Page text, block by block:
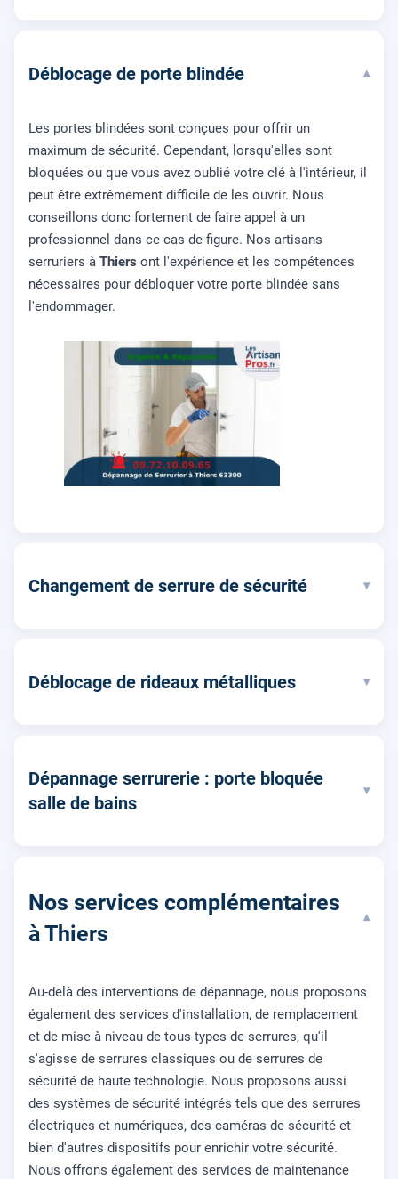
Déblocage de porte blindée ▾
Les portes blindées sont conçues pour offrir un
maximum de sécurité. Cependant, lorsqu'elles sont
bloquées ou que vous avez oublié votre clé à l'intérieur, il
peut être extrêmement difficile de les ouvrir. Nous
conseillons donc fortement de faire appel à un
professionnel dans ce cas de figure. Nos artisans
serruriers à Thiers ont l'expérience et les compétences
nécessaires pour débloquer votre porte blindée sans
l'endommager.
Changement de serrure de sécurité ▾
Déblocage de rideaux métalliques ▾
Dépannage serrurerie : porte bloquée
salle de bains
▾
Nos services complémentaires
à Thiers
▾
Au-delà des interventions de dépannage, nous proposons
également des services d'installation, de remplacement
et de mise à niveau de tous types de serrures, qu'il
s'agisse de serrures classiques ou de serrures de
sécurité de haute technologie. Nous proposons aussi
des systèmes de sécurité intégrés tels que des serrures
électriques et numériques, des caméras de sécurité et
bien d'autres dispositifs pour enrichir votre sécurité.
Nous offrons également des services de maintenance